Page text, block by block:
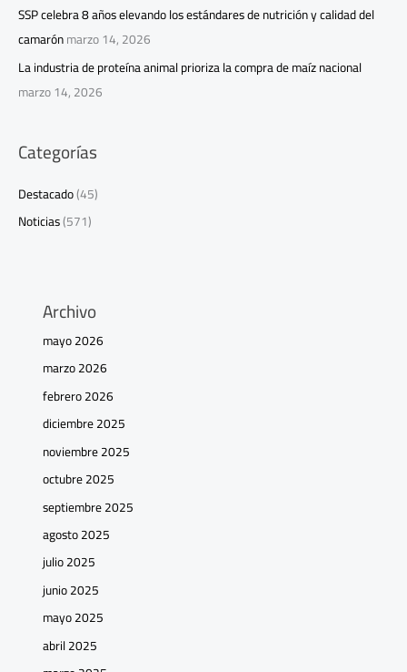
SSP celebra 8 años elevando los estándares de nutrición y calidad del
camarónmarzo 14, 2026
La industria de proteína animal prioriza la compra de maíz nacional
marzo 14, 2026
Categorías
Destacado(45)
Noticias(571)
Archivo
mayo 2026
marzo 2026
febrero 2026
diciembre 2025
noviembre 2025
octubre 2025
septiembre 2025
agosto 2025
julio 2025
junio 2025
mayo 2025
abril 2025